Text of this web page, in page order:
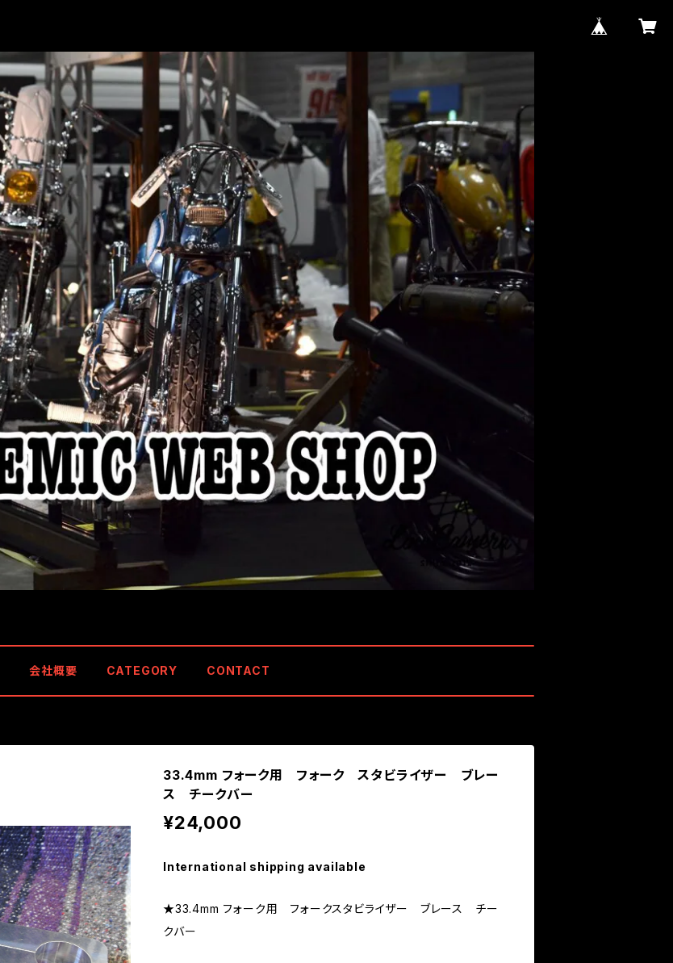
会社概要 CATEGORY CONTACT
33.4mm フォーク用 フォーク スタビライザー ブレー
ス チークバー
¥24,000
International shipping available
★33.4mm フォーク用 フォークスタビライザー ブレース チー
クバー